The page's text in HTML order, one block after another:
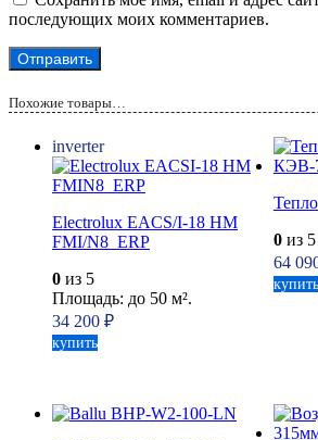
последующих моих комментариев.
Похожие товары…
inverter
Electrolux EACS/I-18 HM
FMI/N8_ERP
0 из 5
Площадь: до 50 м².
34 200 ₽
купить
0из 5
64
купить